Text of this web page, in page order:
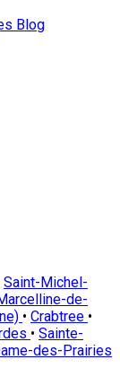
Blog
Saint-Michel-
de-
• Crabtree •
• Sainte-
des-Prairies